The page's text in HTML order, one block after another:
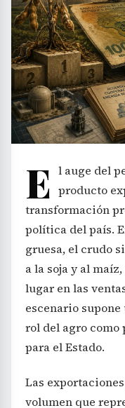
E l auge del
producto
transformación
política del país.
gruesa, el crudo
a la soja y al
lugar en las
escenario
rol del agro
para el Estado.
Las
volumen que